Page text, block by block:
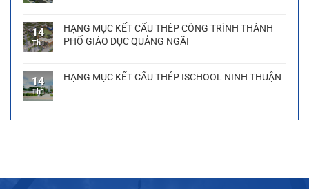
14
Th1
HẠNG MỤC KẾT CẤU THÉP CÔNG TRÌNH THÀNH
PHỐ GIÁO DỤC QUẢNG NGÃI
14
Th1
HẠNG MỤC KẾT CẤU THÉP ISCHOOL NINH THUẬN